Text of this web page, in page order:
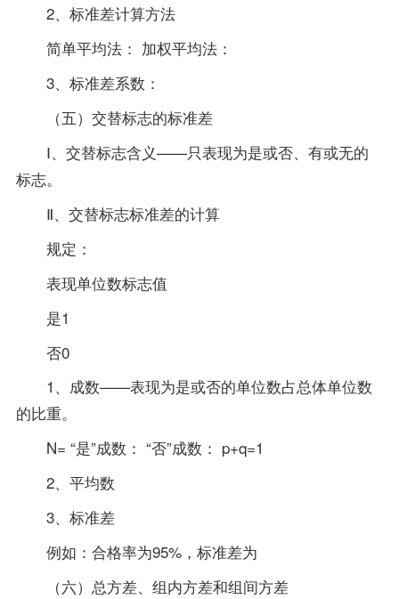
2、标准差计算方法
简单平均法： 加权平均法：
3、标准差系数：
（五）交替标志的标准差
Ⅰ、交替标志含义——只表现为是或否、有或无的
标志。
Ⅱ、交替标志标准差的计算
规定：
表现单位数标志值
是1
否0
1、成数——表现为是或否的单位数占总体单位数
的比重。
N= “是”成数： “否”成数： p+q=1
2、平均数
3、标准差
例如：合格率为95%，标准差为
（六）总方差、组内方差和组间方差